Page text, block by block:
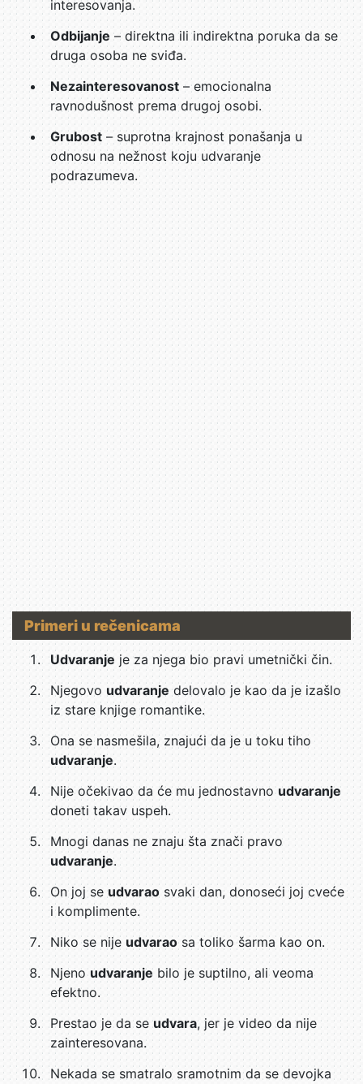
interesovanja.
Odbijanje – direktna ili indirektna poruka da se
druga osoba ne sviđa.
Nezainteresovanost – emocionalna
ravnodušnost prema drugoj osobi.
Grubost – suprotna krajnost ponašanja u
odnosu na nežnost koju udvaranje
podrazumeva.
Primeri u rečenicama
Udvaranje je za njega bio pravi umetnički čin.
Njegovo udvaranje delovalo je kao da je izašlo
iz stare knjige romantike.
Ona se nasmešila, znajući da je u toku tiho
udvaranje.
Nije očekivao da će mu jednostavnoudvaranje
doneti takav uspeh.
Mnogi danas ne znaju šta znači pravo
udvaranje.
On joj seudvarao svaki dan, donoseći joj cveće
i komplimente.
Niko se nije udvaraosa toliko šarma kao on.
Njenoudvaranje bilo je suptilno, ali veoma
efektno.
Prestao je da seudvara, jer je video da nije
zainteresovana.
Nekada se smatralo sramotnim da se devojka